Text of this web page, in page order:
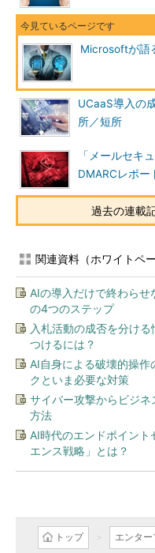
Microsoftが語
UCaaS導入の
所／短所
「メールセキ
DMARCレポー
過去の連載
関連資料（ホワイトペー
AIの導入だけで終わら
の4つのステップ
入札活動の成否を分け
つけるには？
AI自身による破壊的操
クといま必要な対策
サイバー攻撃からビジ
方法
AI時代のエンドポイント
エンス戦略」とは？
トップ エンタ